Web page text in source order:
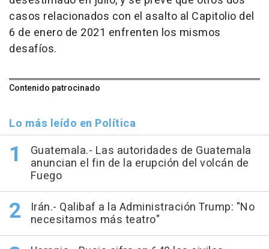
casos relacionados con el asalto al Capitolio del
6 de enero de 2021 enfrenten los mismos
desafíos.
Contenido patrocinado
Lo más leído en Política
Guatemala.- Las autoridades de Guatemala
anuncian el fin de la erupción del volcán de
Fuego
Irán.- Qalibaf a la Administración Trump: "No
necesitamos más teatro"